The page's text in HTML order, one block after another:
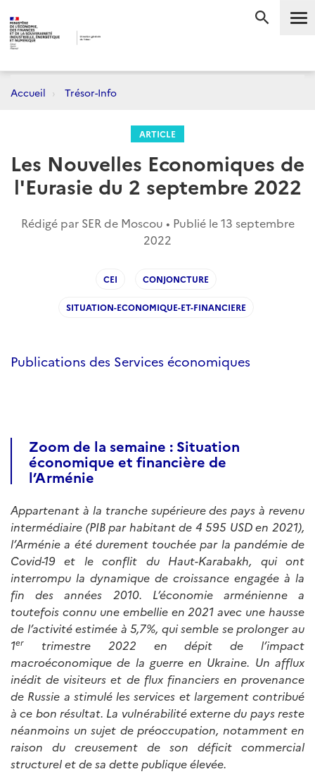
Accueil Trésor-Info
ARTICLE
Les Nouvelles Economiques de
l'Eurasie du 2 septembre 2022
Rédigé par SER de Moscou • Publié le13 septembre
2022
CEI CONJONCTURE
SITUATION-ECONOMIQUE-ET-FINANCIERE
Publications des Services économiques
Zoom de la semaine : Situation
économique et financière de
l’Arménie
Appartenant à la tranche supérieure des pays à revenu
intermédiaire (PIB par habitant de 4 595 USD en 2021),
l’Arménie a été durement touchée par la pandémie de
Covid-19 et le conflit du Haut-Karabakh, qui ont
interrompu la dynamique de croissance engagée à la
fin des années 2010. L’économie arménienne a
toutefois connu une embellie en 2021 avec une hausse
de l’activité estimée à 5,7%, qui semble se prolonger au
1er
trimestre 2022 en dépit de l’impact
macroéconomique de la guerre en Ukraine. Un afflux
inédit de visiteurs et de flux financiers en provenance
de Russie a stimulé les services et largement contribué
à ce bon résultat. La vulnérabilité externe du pays reste
néanmoins un sujet de préoccupation, notamment en
raison du creusement de son déficit commercial
structurel et de sa dette publique élevée.